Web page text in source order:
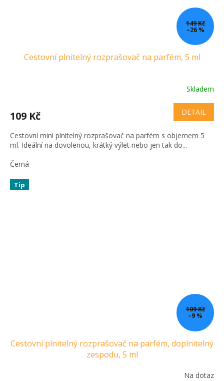
149 Kč
–26 %
Cestovní plnitelný rozprašovač na parfém, 5 ml
Skladem
109 Kč DETAIL
Cestovní mini plnitelný rozprašovač na parfém s objemem 5
ml. Ideální na dovolenou, krátký výlet nebo jen tak do...
Černá
Tip
109 Kč
–9 %
Cestovní plnitelný rozprašovač na parfém, doplnitelný
zespodu, 5 ml
Na dotaz